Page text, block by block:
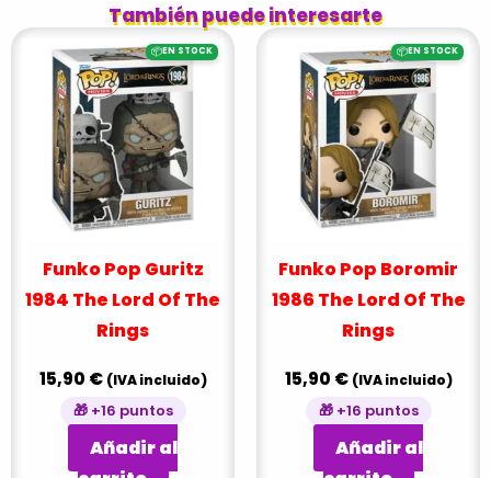
También puede interesarte
📦EN STOCK
Funko Pop Guritz
1984 The Lord Of The
Rings
15,90 € (IVA incluido)
🎁 +16 puntos
Añadir al
📦EN STOCK
Funko Pop Boromir
1986 The Lord Of The
Rings
15,90 € (IVA incluido)
🎁 +16 puntos
Añadir al